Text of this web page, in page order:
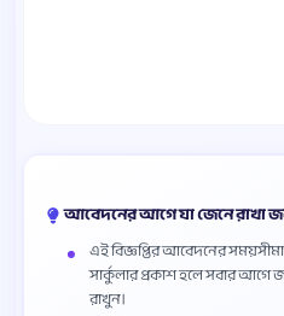
আবেদনের আগে যা জেনে রাখা
এই বিজ্ঞপ্তির আবেদনের
সার্কুলার প্রকাশ হলে সবার আগে
রাখুন।